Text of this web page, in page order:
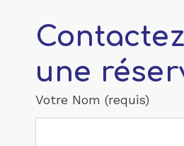
une
Votre Nom (requis)